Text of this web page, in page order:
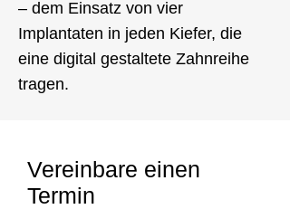
– dem Einsatz von vier
Implantaten in jeden Kiefer, die
eine digital gestaltete Zahnreihe
tragen.
Vereinbare einen
Termin